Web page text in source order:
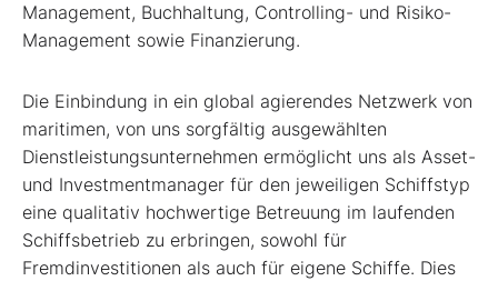
Management, Buchhaltung, Controlling- und Risiko-
Management sowie Finanzierung.
Die Einbindung in ein global agierendes Netzwerk von
maritimen, von uns sorgfältig ausgewählten
Dienstleistungsunternehmen ermöglicht uns als Asset-
und Investmentmanager für den jeweiligen Schiffstyp
eine qualitativ hochwertige Betreuung im laufenden
Schiffsbetrieb zu erbringen, sowohl für
Fremdinvestitionen als auch für eigene Schiffe. Dies